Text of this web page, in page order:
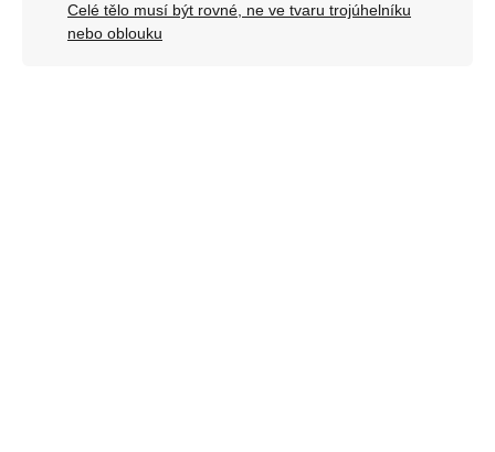
Celé tělo musí být rovné, ne ve tvaru trojúhelníku
nebo oblouku